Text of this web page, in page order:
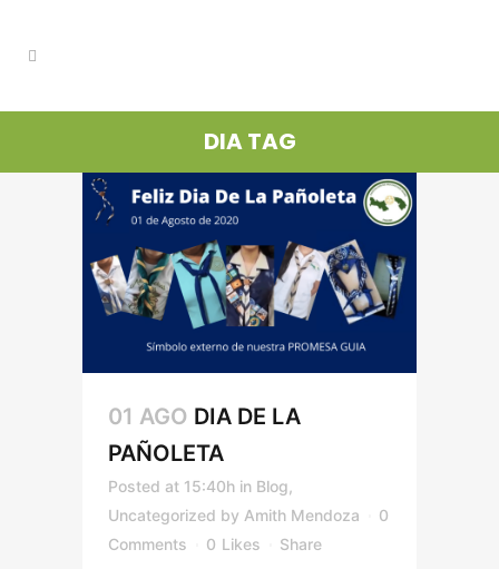
DIA TAG
01 AGO DIA DE LA
PAÑOLETA
Posted at 15:40h in Blog
Uncategorized by Amith Mendoza
0
Comments
0 Likes Share